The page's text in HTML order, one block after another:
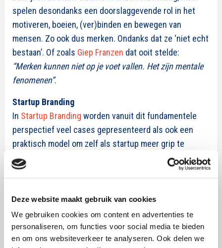
Deze website maakt gebruik van cookies
We gebruiken cookies om content en advertenties te
personaliseren, om functies voor social media te bieden
en om ons websiteverkeer te analyseren. Ook delen we
spelen desondanks een doorslaggevende rol in het
motiveren, boeien, (ver)binden en bewegen van
mensen. Zo ook dus merken. Ondanks dat ze ‘niet echt
bestaan’. Of zoals Giep Franzen dat ooit stelde:
“Merken kunnen niet op je voet vallen. Het zijn mentale
fenomenen”.
Startup Branding
In Startup Branding worden vanuit dit fundamentele
perspectief veel cases gepresenteerd als ook een
praktisch model om zelf als startup meer grip te
krijgen op de zo gewenste duurzame groei, het Brand
Coding Canvas model. Het model geeft via tien C’s
blueprinting’ waarbij het merkconcept als DNA
fungeert voor het op een unieke en relevante manier
succesvol tot leven brengen van een startup. Een
sterk merk, merk je namelijk. Aan alles. En zelfs de